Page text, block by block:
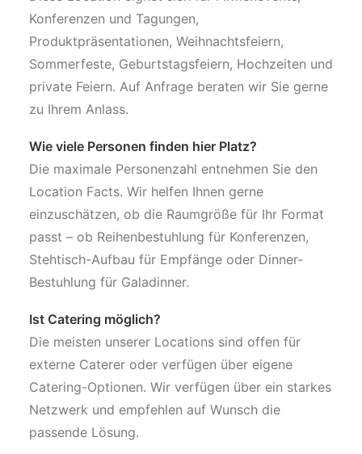
Konferenzen und Tagungen,
Produktpräsentationen, Weihnachtsfeiern,
Sommerfeste, Geburtstagsfeiern, Hochzeiten und
private Feiern. Auf Anfrage beraten wir Sie gerne
zu Ihrem Anlass.
Wie viele Personen finden hier Platz?
Die maximale Personenzahl entnehmen Sie den
Location Facts. Wir helfen Ihnen gerne
einzuschätzen, ob die Raumgröße für Ihr Format
passt – ob Reihenbestuhlung für Konferenzen,
Stehtisch-Aufbau für Empfänge oder Dinner-
Bestuhlung für Galadinner.
Ist Catering möglich?
Die meisten unserer Locations sind offen für
externe Caterer oder verfügen über eigene
Catering-Optionen. Wir verfügen über ein starkes
Netzwerk und empfehlen auf Wunsch die
passende Lösung.